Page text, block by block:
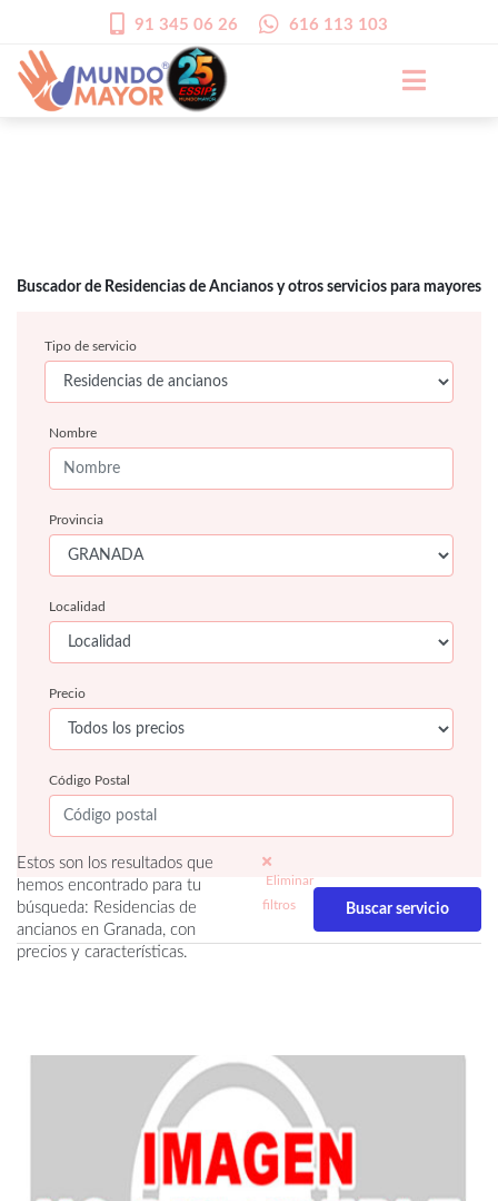
91 345 06 26 616 113 103
Buscador de Residencias de Ancianos y otros servicios para mayores
Tipo de servicio
Nombre
Provincia
Localidad
Precio
Código Postal
Estos son los resultados que
hemos encontrado para tu
búsqueda: Residencias de
ancianos en Granada, con
precios y características.
Eliminar
filtros